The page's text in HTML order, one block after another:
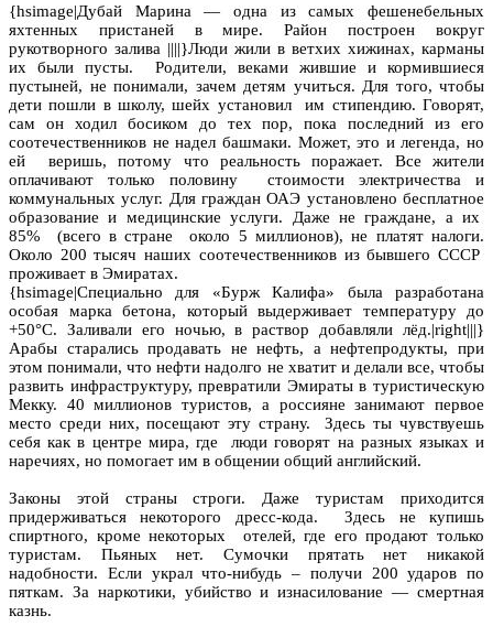
{hsimage|Дубай Марина — одна из самых фешенебельных
яхтенных пристаней в мире. Район построен вокруг
рукотворного залива ||||}Люди жили в ветхих хижинах, карманы
их были пусты. Родители, веками жившие и кормившиеся
пустыней, не понимали, зачем детям учиться. Для того, чтобы
дети пошли в школу, шейх установил им стипендию. Говорят,
сам он ходил босиком до тех пор, пока последний из его
соотечественников не надел башмаки. Может, это и легенда, но
ей веришь, потому что реальность поражает. Все жители
оплачивают только половину стоимости электричества и
коммунальных услуг. Для граждан ОАЭ установлено бесплатное
образование и медицинские услуги. Даже не граждане, а их
85% (всего в стране около 5 миллионов), не платят налоги.
Около 200 тысяч наших соотечественников из бывшего СССР
проживает в Эмиратах.
{hsimage|Специально для «Бурж Калифа» была разработана
особая марка бетона, который выдерживает температуру до
+50°C. Заливали его ночью, в раствор добавляли лёд.|right|||}
Арабы старались продавать не нефть, а нефтепродукты, при
этом понимали, что нефти надолго не хватит и делали все, чтобы
развить инфраструктуру, превратили Эмираты в туристическую
Мекку. 40 миллионов туристов, а россияне занимают первое
место среди них, посещают эту страну. Здесь ты чувствуешь
себя как в центре мира, где люди говорят на разных языках и
наречиях, но помогает им в общении общий английский.
Законы этой страны строги. Даже туристам приходится
придерживаться некоторого дресс-кода. Здесь не купишь
спиртного, кроме некоторых отелей, где его продают только
туристам. Пьяных нет. Сумочки прятать нет никакой
надобности. Если украл что-нибудь – получи 200 ударов по
пяткам. За наркотики, убийство и изнасилование — смертная
казнь.